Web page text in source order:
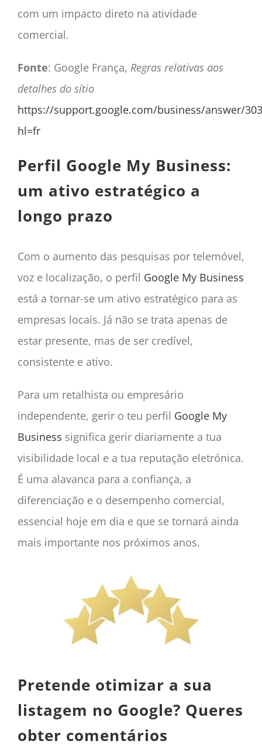
com um impacto direto na atividade
comercial.
Fonte: Google França, Regras relativas aos
detalhes do sítio
https://support.google.com/business/answer/
hl=fr
Perfil Google My Business:
um ativo estratégico a
longo prazo
Com o aumento das pesquisas por telemóvel,
voz e localização, o perfil Google My Business
está a tornar-se um ativo estratégico para as
empresas locais. Já não se trata apenas de
estar presente, mas de ser credível,
consistente e ativo.
Para um retalhista ou empresário
independente, gerir o teu perfil Google My
Business significa gerir diariamente a tua
visibilidade local e a tua reputação eletrónica.
É uma alavanca para a confiança, a
diferenciação e o desempenho comercial,
essencial hoje em dia e que se tornará ainda
mais importante nos próximos anos.
Pretende otimizar a sua
listagem no Google? Queres
obter comentários